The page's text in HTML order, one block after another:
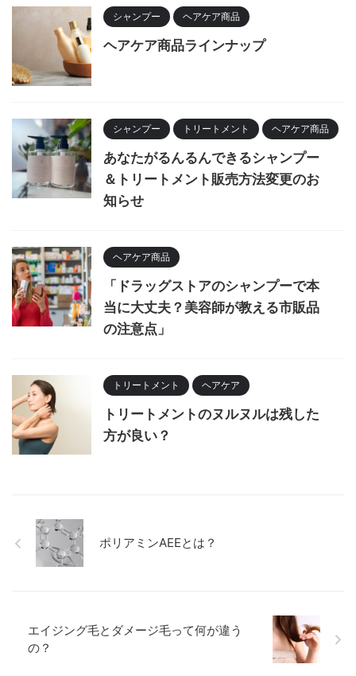
シャンプー ヘアケア商品
ヘアケア商品ラインナップ
シャンプー トリートメント ヘアケア商品
あなたがるんるんできるシャンプー
＆トリートメント販売方法変更のお
知らせ
ヘアケア商品
「ドラッグストアのシャンプーで本
当に大丈夫？美容師が教える市販品
の注意点」
トリートメント ヘアケア
トリートメントのヌルヌルは残した
方が良い？
ポリアミンAEEとは？
エイジング毛とダメージ毛って何が違う
の？